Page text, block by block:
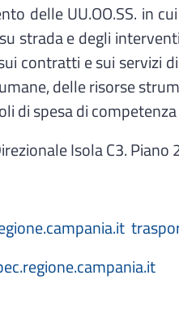
delle UU.OO.SS. in
strada e degli
contratti e sui servizi
delle risorse
di spesa di
Isola C3. Piano